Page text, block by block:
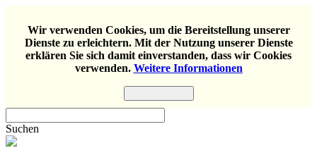
Wir verwenden Cookies, um die Bereitstellung unserer
Dienste zu erleichtern. Mit der Nutzung unserer Dienste
erklären Sie sich damit einverstanden, dass wir Cookies
verwenden. Weitere Informationen
Suchen